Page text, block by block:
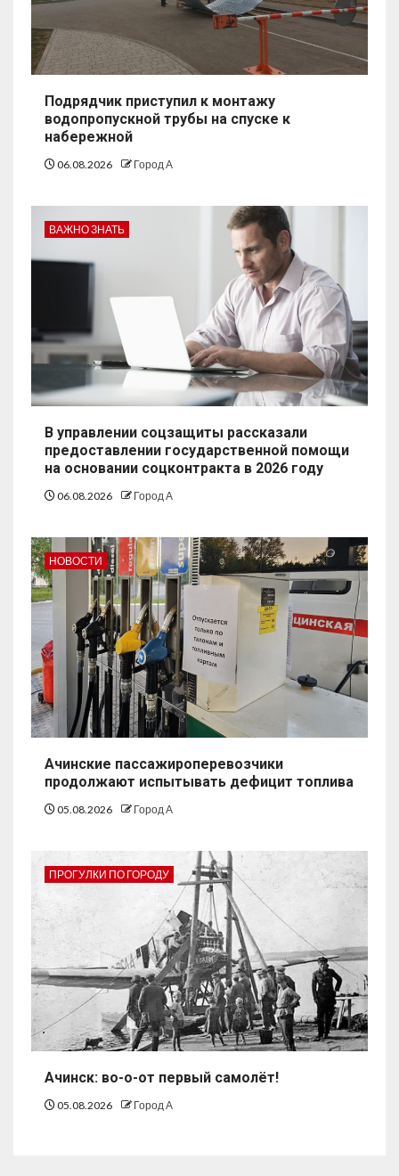
Подрядчик приступил к монтажу
водопропускной трубы на спуске к
набережной
06.08.2026 Город А
ВАЖНО ЗНАТЬ
В управлении соцзащиты рассказали
предоставлении государственной помощи
на основании соцконтракта в 2026 году
06.08.2026 Город А
НОВОСТИ
Ачинские пассажироперевозчики
продолжают испытывать дефицит топлива
05.08.2026 Город А
ПРОГУЛКИ ПО ГОРОДУ
Ачинск: во-о-от первый самолёт!
05.08.2026 Город А